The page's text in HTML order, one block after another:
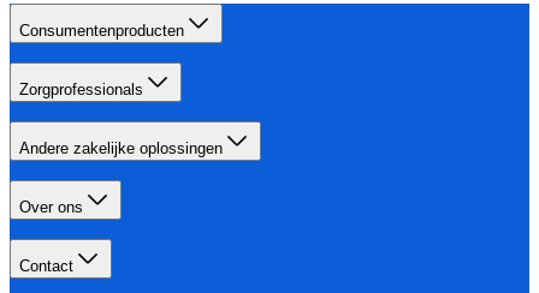
Consumentenproducten
Zorgprofessionals
Andere zakelijke oplossingen
Over ons
Contact